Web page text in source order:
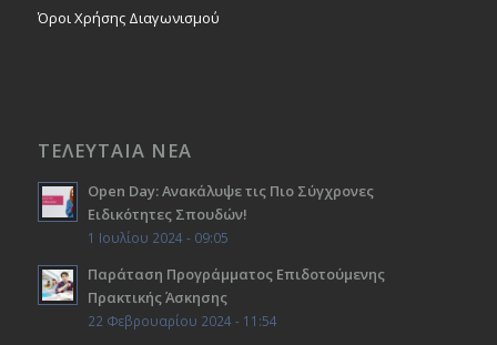
Όροι Χρήσης Διαγωνισμού
ΤΕΛΕΥΤΑΙΑ ΝΕΑ
Open Day: Ανακάλυψε τις Πιο Σύγχρονες
Ειδικότητες Σπουδών!
1 Ιουλίου 2024 - 09:05
Παράταση Προγράμματος Επιδοτούμενης
Πρακτικής Άσκησης
22 Φεβρουαρίου 2024 - 11:54